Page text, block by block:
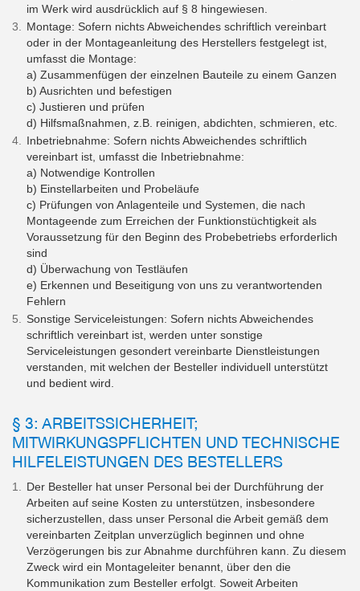
im Werk wird ausdrücklich auf § 8 hingewiesen.
​​​​​Montage: Sofern nichts Abweichendes schriftlich vereinbart
oder in der Montageanleitung des Herstellers festgelegt ist,
umfasst die Montage:
a) Zusammenfügen der einzelnen Bauteile zu einem Ganzen
b) Ausrichten und befestigen
c) Justieren und prüfen
d) Hilfsmaßnahmen, z.B. reinigen, abdichten, schmieren, etc.
Inbetriebnahme: Sofern nichts Abweichendes schriftlich
vereinbart ist, umfasst die Inbetriebnahme:
a) Notwendige Kontrollen
b) Einstellarbeiten und Probeläufe
c) Prüfungen von Anlagenteile und Systemen, die nach
Montageende zum Erreichen der Funktionstüchtigkeit als
Voraussetzung für den Beginn des Probebetriebs erforderlich
sind
d) Überwachung von Testläufen
e) Erkennen und Beseitigung von uns zu verantwortenden
Fehlern
Sonstige Serviceleistungen: Sofern nichts Abweichendes
schriftlich vereinbart ist, werden unter sonstige
Serviceleistungen gesondert vereinbarte Dienstleistungen
verstanden, mit welchen der Besteller individuell unterstützt
und bedient wird.
§ 3: ARBEITSSICHERHEIT;
MITWIRKUNGSPFLICHTEN UND TECHNISCHE
HILFELEISTUNGEN DES BESTELLERS
Der Besteller hat unser Personal bei der Durchführung der
Arbeiten auf seine Kosten zu unterstützen, insbesondere
sicherzustellen, dass unser Personal die Arbeit gemäß dem
vereinbarten Zeitplan unverzüglich beginnen und ohne
Verzögerungen bis zur Abnahme durchführen kann. Zu diesem
Zweck wird ein Montageleiter benannt, über den die
Kommunikation zum Besteller erfolgt. Soweit Arbeiten